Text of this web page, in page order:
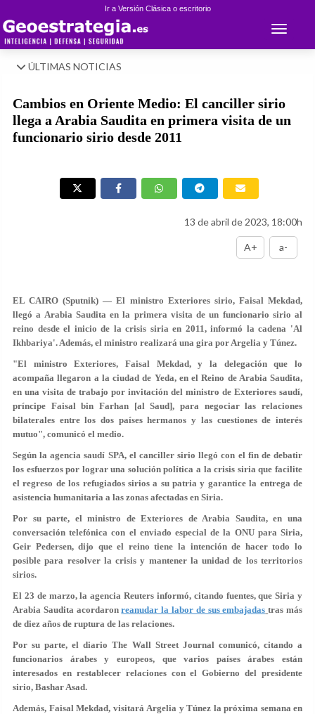
Ir a Versión Clásica o escritorio
Toggle
ÚLTIMAS NOTICIAS
Cambios en Oriente Medio: El canciller sirio
llega a Arabia Saudita en primera visita de un
funcionario sirio desde 2011
13 de abril de 2023, 18:00h
A+ a-
EL CAIRO (Sputnik) — El ministro Exteriores sirio, Faisal Mekdad,
llegó a Arabia Saudita en la primera visita de un funcionario sirio al
reino desde el inicio de la crisis siria en 2011, informó la cadena 'Al
Ikhbariya'. Además, el ministro realizará una gira por Argelia y Túnez.
"El ministro Exteriores, Faisal Mekdad, y la delegación que lo
acompaña llegaron a la ciudad de Yeda, en el Reino de Arabia Saudita,
en una visita de trabajo por invitación del ministro de Exteriores saudí,
príncipe Faisal bin Farhan [al Saud], para negociar las relaciones
bilaterales entre los dos países hermanos y las cuestiones de interés
mutuo", comunicó el medio.
Según la agencia saudí SPA, el canciller sirio llegó con el fin de debatir
los esfuerzos por lograr una solución política a la crisis siria que facilite
el regreso de los refugiados sirios a su patria y garantice la entrega de
asistencia humanitaria a las zonas afectadas en Siria.
Por su parte, el ministro de Exteriores de Arabia Saudita, en una
conversación telefónica con el enviado especial de la ONU para Siria,
Geir Pedersen, dijo que el reino tiene la intención de hacer todo lo
posible para resolver la crisis y mantener la unidad de los territorios
sirios.
El 23 de marzo, la agencia Reuters informó, citando fuentes, que Siria y
Arabia Saudita acordaronreanudar la labor de sus embajadas tras más
de diez años de ruptura de las relaciones.
Por su parte, el diario The Wall Street Journal comunicó, citando a
funcionarios árabes y europeos, que varios países árabes están
interesados en restablecer relaciones con el Gobierno del presidente
sirio, Bashar Asad.
Además, Faisal Mekdad, visitará Argelia y Túnez la próxima semana en